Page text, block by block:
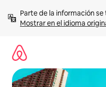
contenidoMostrar en el idioma